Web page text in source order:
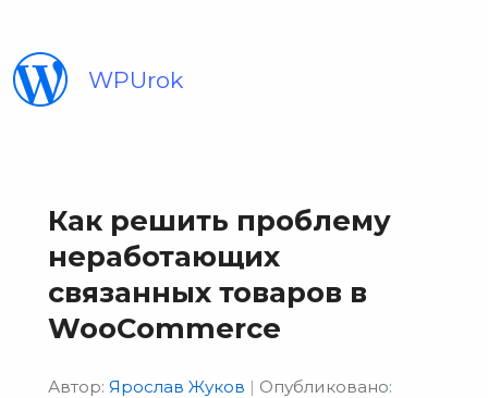
WPUrok
Как решить проблему
неработающих
связанных товаров в
WooCommerce
Автор: Ярослав Жуков | Опубликовано: